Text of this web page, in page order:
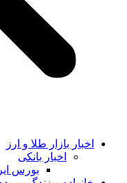
اخبار بازار طلا و ارز
اخبار بانکی
بورس